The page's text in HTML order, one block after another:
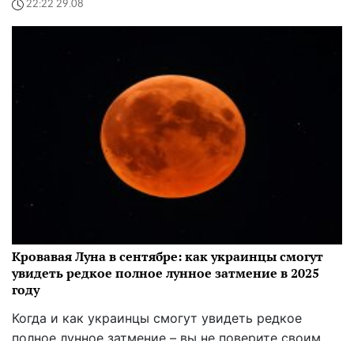
22:22 29.08
Кровавая Луна в сентябре: как украинцы смогут
увидеть редкое полное лунное затмение в 2025
году
Когда и как украинцы смогут увидеть редкое
полное лунное затмение – вы не поверите своим